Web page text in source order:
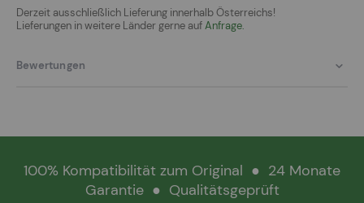
Derzeit ausschließlich Lieferung innerhalb Österreichs!
Lieferungen in weitere Länder gerne aufAnfrage.
Bewertungen
100% Kompatibilität zum Original ● 24 Monate
Garantie ● Qualitätsgeprüft